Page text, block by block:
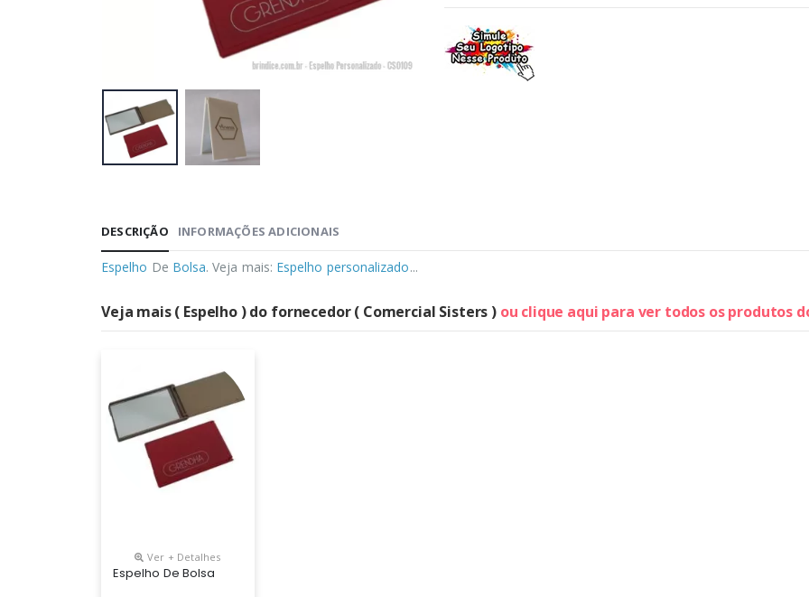
DESCRIÇÃO INFORMAÇÕES ADICIONAIS
Espelho De Bolsa. Veja mais: Espelho personalizado...
Veja mais ( Espelho ) do fornecedor ( Comercial Sisters ) ou clique aqui para ver todos os produtos
Ver + Detalhes
Espelho De Bolsa